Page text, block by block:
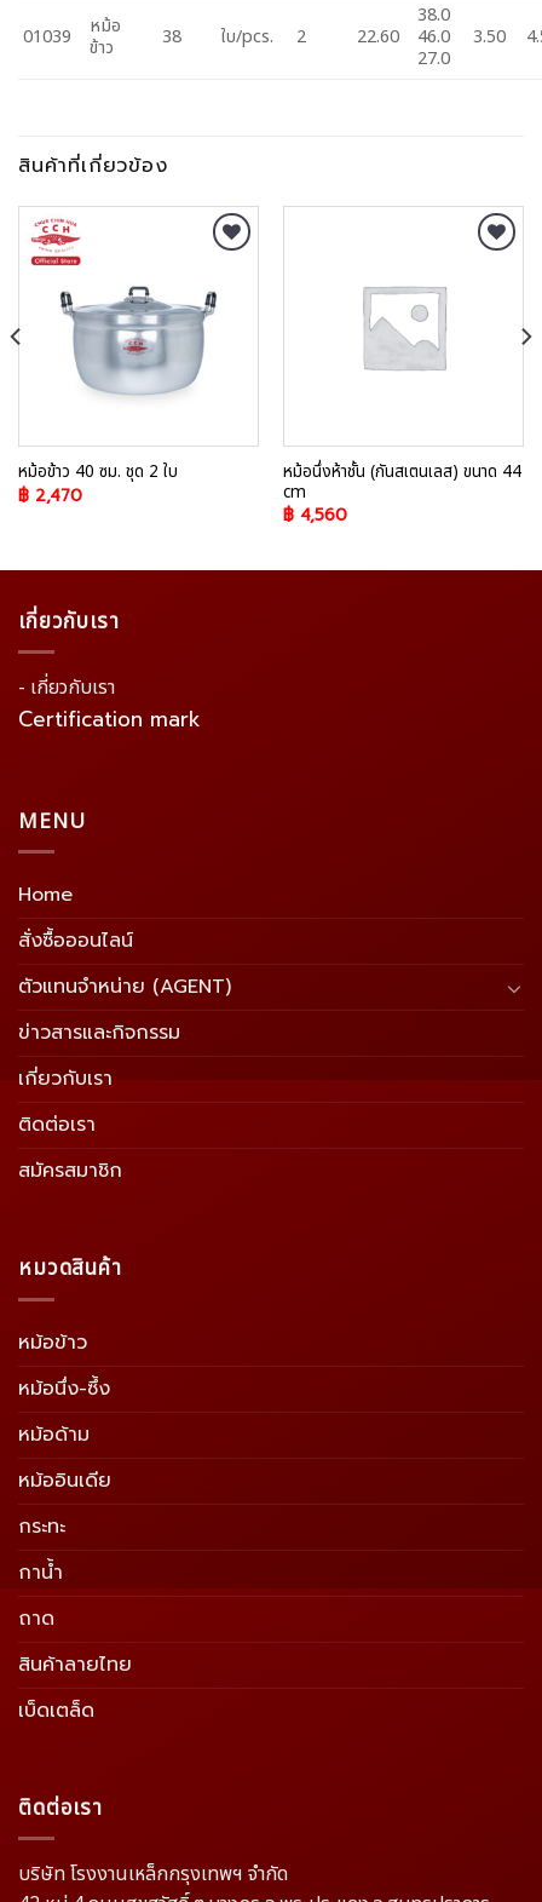
01039
หม้อ
ข้าว
38 ใบ/pcs. 2 22.60
38.0
46.0
27.0
3.50
สินค้าที่เกี่ยวข้อง
หม้อข้าว 40 ซม. ชุด 2 ใบ
฿2,470
หม้อนึ่งห้าชั้น (กันสเตนเลส) ขนาด 44
cm
฿4,560
เกี่ยวกับเรา
- เกี่ยวกับเรา
Certification mark
MENU
Home
สั่งซื้อออนไลน์
ตัวแทนจำหน่าย (AGENT)
ข่าวสารและกิจกรรม
เกี่ยวกับเรา
ติดต่อเรา
สมัครสมาชิก
หมวดสินค้า
หม้อข้าว
หม้อนึ่ง-ซึ้ง
หม้อด้าม
หม้ออินเดีย
กระทะ
กาน้ำ
ถาด
สินค้าลายไทย
เบ็ดเตล็ด
ติดต่อเรา
บริษัท โรงงานเหล็กกรุงเทพฯ จำกัด